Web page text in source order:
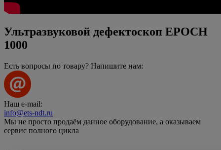
Ультразвуковой дефектоскоп EPOCH
1000
Есть вопросы по товару? Напишите нам:
Наш e-mail:
info@ets-ndt.ru
Мы не просто продаём данное оборудование, а оказываем
сервис полного цикла